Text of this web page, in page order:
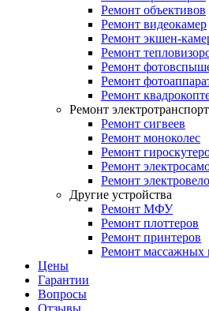
Ремонт объективов
Ремонт видеокамер
Ремонт экшен-
Ремонт
Ремонт
Ремонт
Ремонт
Ремонт
Ремонт сигвеев
Ремонт моноколес
Ремонт
Ремонт
Ремонт
Другие устройства
Ремонт МФУ
Ремонт плоттеров
Ремонт принтеров
Ремонт массажных
Цены
Гарантии
Вопросы
Отзывы